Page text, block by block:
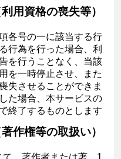
用資格の喪失等）
各号の一に該当する行
行為を行った場合、利
を行うことなく、当該
を一時停止させ、また
失させることができま
た場合、本サービスの
終了するものとします。
作権等の取扱い）
て、著作者または著